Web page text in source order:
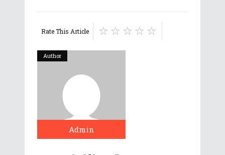
Rate This Article
Author
Admin